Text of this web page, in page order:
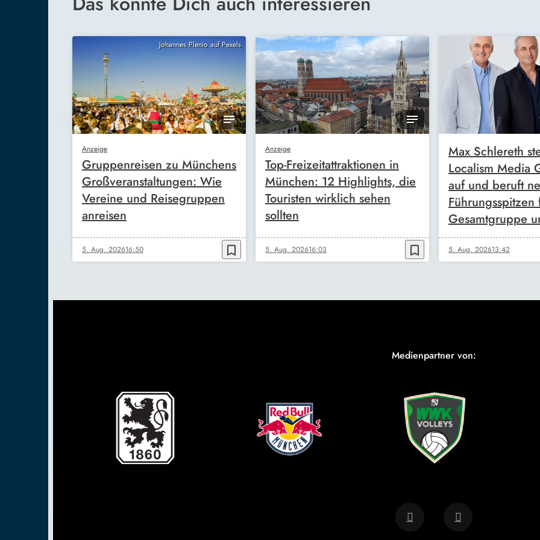
Johannes Plenio auf Pexels
Anzeige
Gruppenreisen zu Münchens
Großveranstaltungen: Wie
Vereine und Reisegruppen
anreisen
5. Aug. 202616:50 bookmark_border
Anzeige
Top-Freizeitattraktionen in
München: 12 Highlights, die
Touristen wirklich sehen
sollten
5. Aug. 202616:03 bookmark_border
Max Schlereth
Localism Media
auf und beruft
Führungsspitzen
Gesamtgruppe
5. Aug. 202613:42
Medienpartner von: